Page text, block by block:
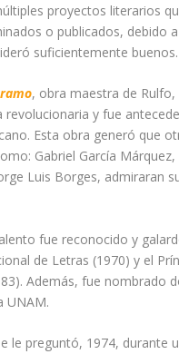
proyectos literarios
o publicados, debido
suficientemente buenos.
, obra maestra de
revolucionaria y fue
Esta obra generó que
Gabriel García Márquez,
Luis Borges, admiraran
fue reconocido y
de Letras (1970) y el
Además, fue nombrado
UNAM.
le preguntó, 1974, durante